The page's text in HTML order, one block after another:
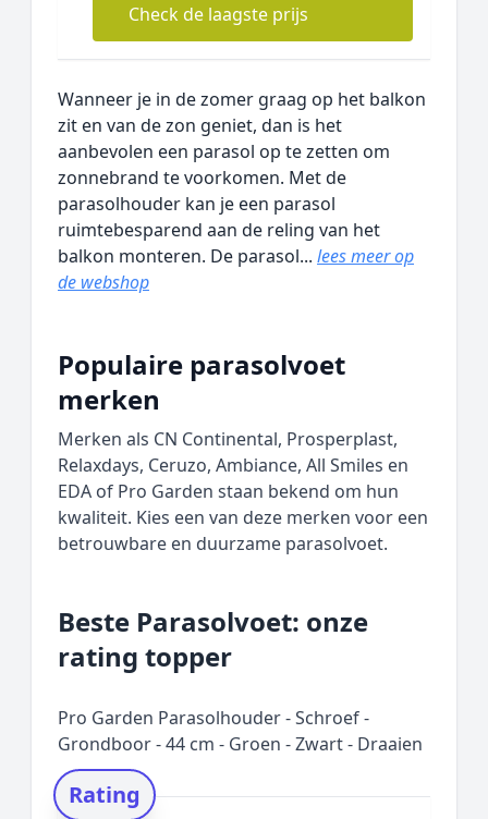
Check de laagste prijs
Wanneer je in de zomer graag op het balkon
zit en van de zon geniet, dan is het
aanbevolen een parasol op te zetten om
zonnebrand te voorkomen. Met de
parasolhouder kan je een parasol
ruimtebesparend aan de reling van het
balkon monteren. De parasol... lees meer op
de webshop
Populaire parasolvoet
merken
Merken als CN Continental, Prosperplast,
Relaxdays, Ceruzo, Ambiance, All Smiles en
EDA of Pro Garden staan bekend om hun
kwaliteit. Kies een van deze merken voor een
betrouwbare en duurzame parasolvoet.
Beste Parasolvoet: onze
rating topper
Pro Garden Parasolhouder - Schroef -
Grondboor - 44 cm - Groen - Zwart - Draaien
Rating